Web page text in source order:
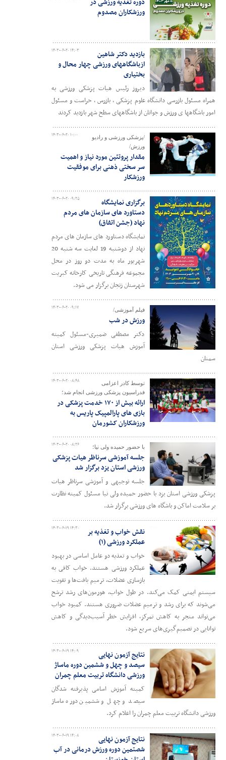
ورزشکاران مصدوم
۱۴۰۳-۰۶-۲۰ ۱۴:۰۳
بازدید دکتر شاهین
ازباشگاههای ورزشی چهار محال و
بختیاری
دیروز رئیس هیات پزشکی ورزشی به
همراه مسئول بازرسی دانشگاه علوم پزشکی ، بازرس ، حراست و مسئول
امور باشگاهها ی ورزش و جوانان از باشگاههای سطح شهر بازدید کردند
۱۴۰۳-۰۶-۲۰ ۱۰:۰۰
/پزشکی ورزشی و رادیو
ورزش/
مقدار پروتئین مورد نیاز و اهمیت
سر سختی ذهنی برای موفقیت
ورزشکار
۱۴۰۳-۰۶-۲۰ ۰۹:۲۵
برگزاری نمایشگاه
دستاورد های سازمان های مردم
نهاد (جشن اتفاق)
نمایشگاه دستاورد های سازمان های مردم
نهاد از دوشنبه 19 لغایت سه شنبه 20
شهریور ماه به مدت دو روز در محل
مجموعه فرهنگی تاریخی کارخانه کبریت
شهرستان زنجان برگزار می شود.
۱۴۰۳-۰۶-۲۰ ۰۹:۱۷ فیلم آموزشی/
ورزش در شب
دکتر مصطفی ضمیری-مسئول کمیته
آموزش هیات پزشکی ورزشی استان
سمنان
۱۴۰۳-۰۶-۲۰ ۰۸:۴۸
توسط کادر اعزامی
فدراسیون پزشکی ورزشی انجام شد؛
ارائه بیش از ۱۷۰ خدمت پزشکی در
بازی های پارالمپیک پاریس به
ورزشکاران کشورمان
۱۴۰۳-۰۶-۲۰ ۰۸:۲۶ با حضور حمیده ولی نیا؛
جلسه آموزشی سرناظر هیات پزشکی
ورزشی استان یزد برگزار شد
جلسه توجیهی و آموزشی سرناظر هیات
پزشکی ورزشی استان یزد با حضور حمیده ولی نیا مسئول کمیته نظارت
بر سلامت اماکن و باشگاه های ورزشی برگزار شد.
۱۴۰۳-۰۶-۱۹ ۱۴:۳۰
نقش خواب و تغذیه بر
عملکرد ورزشی (۱)
خواب و تغذیه دو عامل اساسی در بهبود
عملکرد ورزشی هستند. خواب کافی به
بازسازی عضلات، ترمیم بافت‌ها و تقویت
سیستم ایمنی کمک می‌کند. در طول خواب، هورمون‌های رشد ترشح
می‌شوند که برای رشد و ترمیم عضلات ضروری هستند. کمبود خواب
می‌تواند منجر به کاهش تمرکز، افزایش خطر آسیب‌دیدگی و کاهش
توانایی در تصمیم‌گیری‌های سریع شود.
۱۴۰۳-۰۶-۱۹ ۱۴:۰۹
نتایج آزمون نهایی
سیصد و چهل و ششمین دوره ماساژ
ورزشی دانشگاه تربیت معلم چمران
کمیته آموزش اسامی پذیرفته شدگان
سیصد و چهل و ششمین دوره ماساژ
ورزشی دانشگاه تربیت معلم چمران را اعلام کرد.
۱۴۰۳-۰۶-۱۹ ۱۴:۰۸
نتایج آزمون نهایی
شصتمین دوره ورزش درمانی در آب